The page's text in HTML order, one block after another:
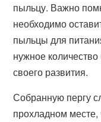
пыльцу. Важно
необходимо
пыльцы для
нужное
своего развития.
Собранную пергу
прохладном месте,